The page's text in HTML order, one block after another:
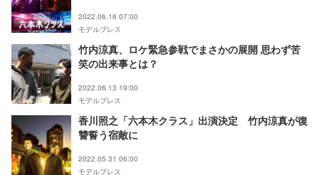
2022.06.16 07:00
モデルプレス
竹内涼真、ロケ緊急参戦でまさかの展開 思わず苦
笑の出来事とは？
2022.06.13 19:00
モデルプレス
香川照之「六本木クラス」出演決定 竹内涼真が復
讐誓う宿敵に
2022.05.31 06:00
モデルプレス